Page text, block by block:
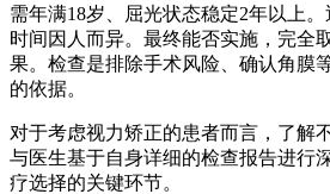
需年满18岁、屈光状态稳定2年以上
时间因人而异。最终能否实施，完全
果。检查是排除手术风险、确认角膜
的依据。
对于考虑视力矫正的患者而言，了解
与医生基于自身详细的检查报告进行
疗选择的关键环节。